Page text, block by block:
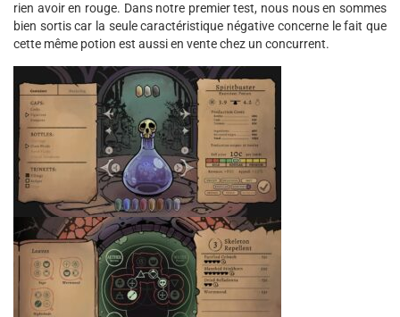
rien avoir en rouge. Dans notre premier test, nous nous en sommes
bien sortis car la seule caractéristique négative concerne le fait que
cette même potion est aussi en vente chez un concurrent.